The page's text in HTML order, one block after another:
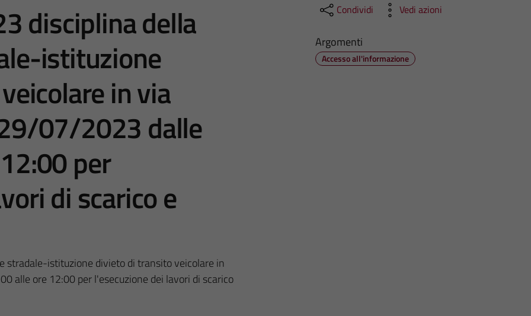
disciplina della
istituzione
in via
07/2023 dalle
per
di scarico e
stradale-istituzione divieto di transito veicolare in
alle ore 12:00 per l'esecuzione dei lavori di scarico
Condividi Vedi azioni
Argomenti
Accesso all'informazione